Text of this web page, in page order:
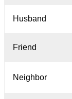
Husband
Friend
Neighbor